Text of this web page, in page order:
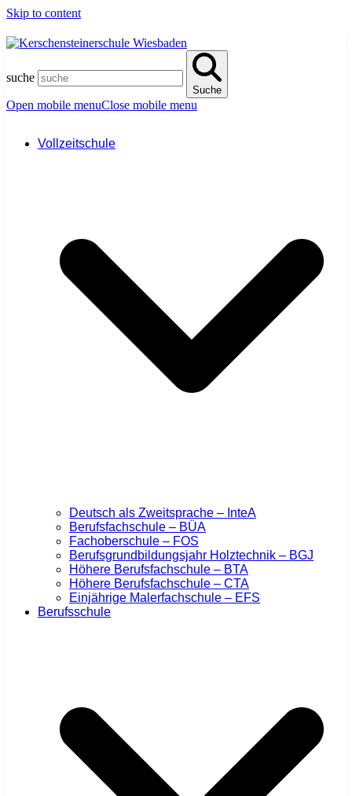
Skip to content
suche
Suche
Open mobile menuClose mobile menu
Vollzeitschule
Deutsch als Zweitsprache – InteA
Berufsfachschule – BÜA
Fachoberschule – FOS
Berufsgrundbildungsjahr Holztechnik – BGJ
Höhere Berufsfachschule – BTA
Höhere Berufsfachschule – CTA
Einjährige Malerfachschule – EFS
Berufsschule